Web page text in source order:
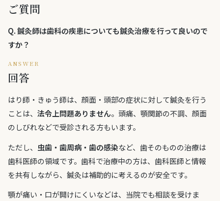
ご質問
Q.鍼灸師は歯科の疾患についても鍼灸治療を行って良いので
すか？
ANSWER
回答
はり師・きゅう師は、顔面・頭部の症状に対して鍼灸を行う
ことは、 法令上問題ありません。頭痛、顎関節の不調、顔面
のしびれなどで受診される方もいます。
ただし、 虫歯・歯周病・歯の感染など、歯そのものの治療は
歯科医師の領域です。歯科で治療中の方は、歯科医師と情報
を共有しながら、鍼灸は補助的に考えるのが安全です。
顎が痛い・口が開けにくいなどは、当院でも相談を受けま